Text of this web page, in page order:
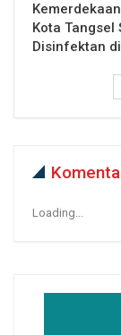
Kota Tangsel
Disinfektan
Loading...